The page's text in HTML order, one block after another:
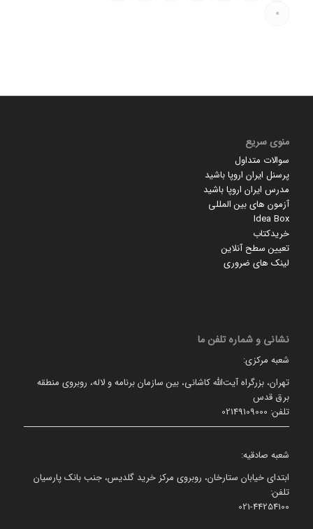
»
منوی سریع
سوالات متداول
پرسنل ایران اروپا باشید
مدرس ایران اروپا باشید
آزمون های بین المللی
Idea Box
خریدکتاب
تعیین سطح آنلاین
لینک های ضروری
نشانی و شماره تلفن ما
شعبه مرکزی:
تهران، بزرگراه آیت‌الله کاشانی، بین سازمان برنامه و لاله، روبروی منطقه
برق قدس
تلفن: 02149109000
شعبه صادقیه:
ابتدای خیابان ستارخان، روبروی مرکز خرید گلدیس، جنب بانک پارسیان
تلفن:
021-44254100